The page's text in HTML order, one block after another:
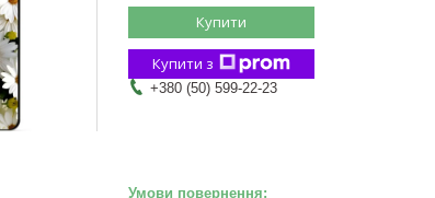
Купити
Купити з
+380 (50) 599-22-23